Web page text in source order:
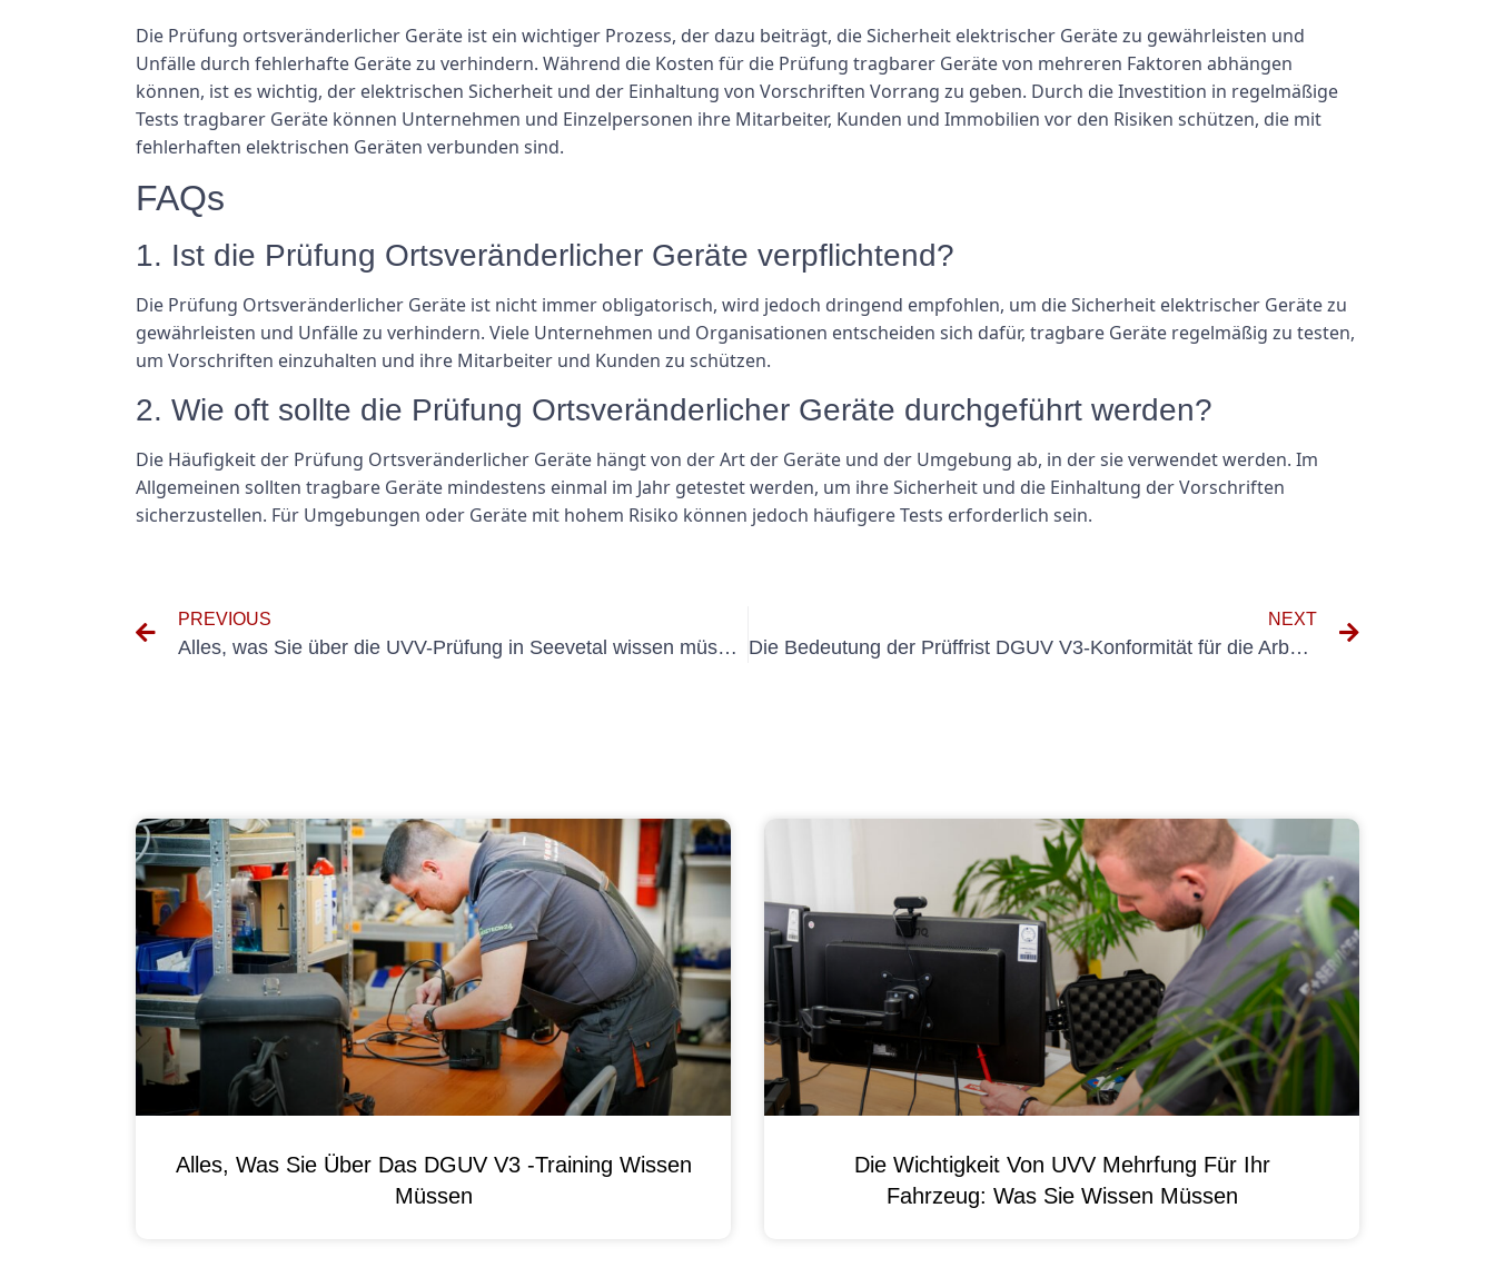
Die Prüfung ortsveränderlicher Geräte ist ein wichtiger Prozess, der dazu beiträgt, die Sicherheit elektrischer Geräte zu gewährleisten und
Unfälle durch fehlerhafte Geräte zu verhindern. Während die Kosten für die Prüfung tragbarer Geräte von mehreren Faktoren abhängen
können, ist es wichtig, der elektrischen Sicherheit und der Einhaltung von Vorschriften Vorrang zu geben. Durch die Investition in regelmäßige
Tests tragbarer Geräte können Unternehmen und Einzelpersonen ihre Mitarbeiter, Kunden und Immobilien vor den Risiken schützen, die mit
fehlerhaften elektrischen Geräten verbunden sind.
FAQs
1. Ist die Prüfung Ortsveränderlicher Geräte verpflichtend?
Die Prüfung Ortsveränderlicher Geräte ist nicht immer obligatorisch, wird jedoch dringend empfohlen, um die Sicherheit elektrischer Geräte zu
gewährleisten und Unfälle zu verhindern. Viele Unternehmen und Organisationen entscheiden sich dafür, tragbare Geräte regelmäßig zu testen,
um Vorschriften einzuhalten und ihre Mitarbeiter und Kunden zu schützen.
2. Wie oft sollte die Prüfung Ortsveränderlicher Geräte durchgeführt werden?
Die Häufigkeit der Prüfung Ortsveränderlicher Geräte hängt von der Art der Geräte und der Umgebung ab, in der sie verwendet werden. Im
Allgemeinen sollten tragbare Geräte mindestens einmal im Jahr getestet werden, um ihre Sicherheit und die Einhaltung der Vorschriften
sicherzustellen. Für Umgebungen oder Geräte mit hohem Risiko können jedoch häufigere Tests erforderlich sein.
PREVIOUS
Alles, was Sie über die UVV-Prüfung in Seevetal wissen müssen
NEXT
Die Bedeutung der Prüffrist DGUV V3-Konformität für die Arbeitssicherheit verstehen
Alles, Was Sie Über Das DGUV V3 -Training Wissen
Müssen
Die Wichtigkeit Von UVV Mehrfung Für Ihr
Fahrzeug: Was Sie Wissen Müssen